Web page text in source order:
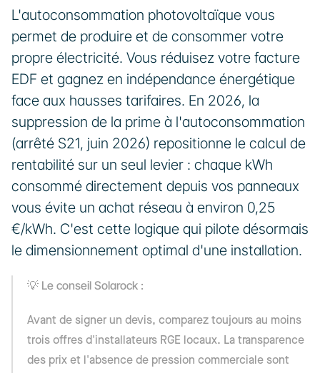
L'autoconsommation photovoltaïque vous
permet de produire et de consommer votre
propre électricité. Vous réduisez votre facture
EDF et gagnez en indépendance énergétique
face aux hausses tarifaires. En 2026, la
suppression de la prime à l'autoconsommation
(arrêté S21, juin 2026) repositionne le calcul de
rentabilité sur un seul levier : chaque kWh
consommé directement depuis vos panneaux
vous évite un achat réseau à environ 0,25
€/kWh. C'est cette logique qui pilote désormais
le dimensionnement optimal d'une installation.
💡 Le conseil Solarock :
Avant de signer un devis, comparez toujours au moins
trois offres d'installateurs RGE locaux. La transparence
des prix et l'absence de pression commerciale sont